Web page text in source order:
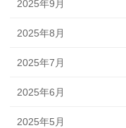
2025年9月
2025年8月
2025年7月
2025年6月
2025年5月